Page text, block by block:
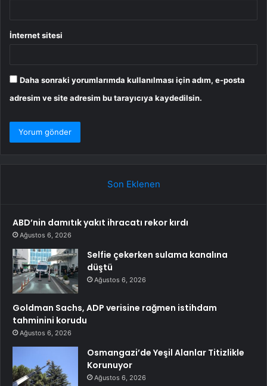
İnternet sitesi
Daha sonraki yorumlarımda kullanılması için adım, e-posta
adresim ve site adresim bu tarayıcıya kaydedilsin.
Son Eklenen
ABD’nin damıtık yakıt ihracatı rekor kırdı
Ağustos 6, 2026
Selfie çekerken sulama kanalına
düştü
Ağustos 6, 2026
Goldman Sachs, ADP verisine rağmen istihdam
tahminini korudu
Ağustos 6, 2026
Osmangazi’de Yeşil Alanlar Titizlikle
Korunuyor
Ağustos 6, 2026